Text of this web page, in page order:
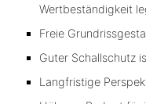
Wertbeständigkeit
Freie
Guter Schallschutz
Langfristige